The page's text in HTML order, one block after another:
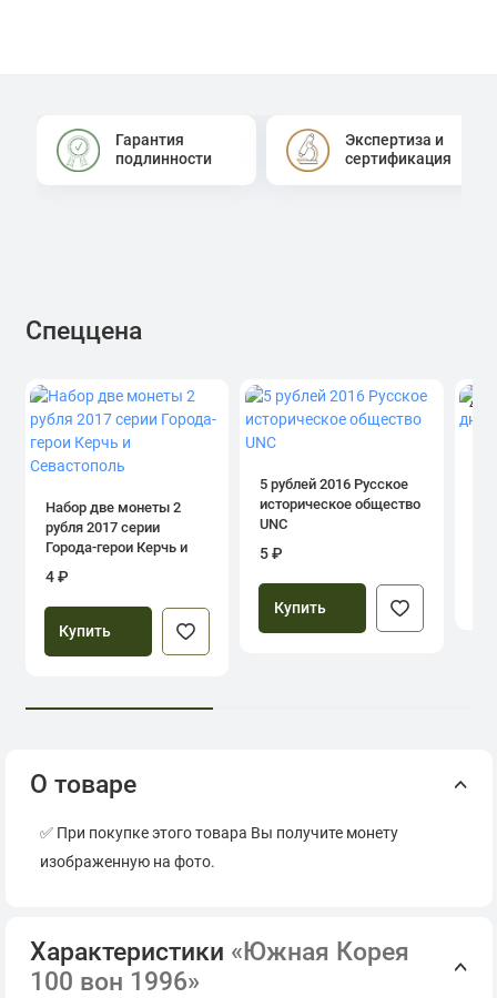
Гарантия
подлинности
Экспертиза и
сертификация
Спеццена
Набор две монеты 2
рубля 2017 серии
Города-герои Керчь и
4 ₽
Купить
5 рублей 2016 Русское
историческое общество
UNC
5 ₽
Купить
4.0
О товаре
✅ При покупке этого товара Вы получите монету
изображенную на фото.
Характеристики «Южная Корея
100 вон 1996»